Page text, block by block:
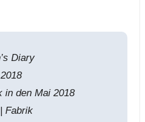
Diary
den Mai 2018
Fabrik